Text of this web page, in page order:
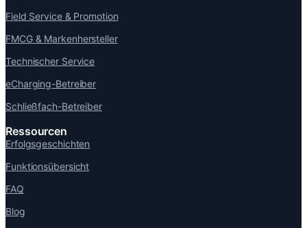
Field Service & Promotion
FMCG & Markenhersteller
Technischer Service
eCharging-Betreiber
Schließfach-Betreiber
Ressourcen
Erfolgsgeschichten
Funktionsübersicht
FAQ
Blog